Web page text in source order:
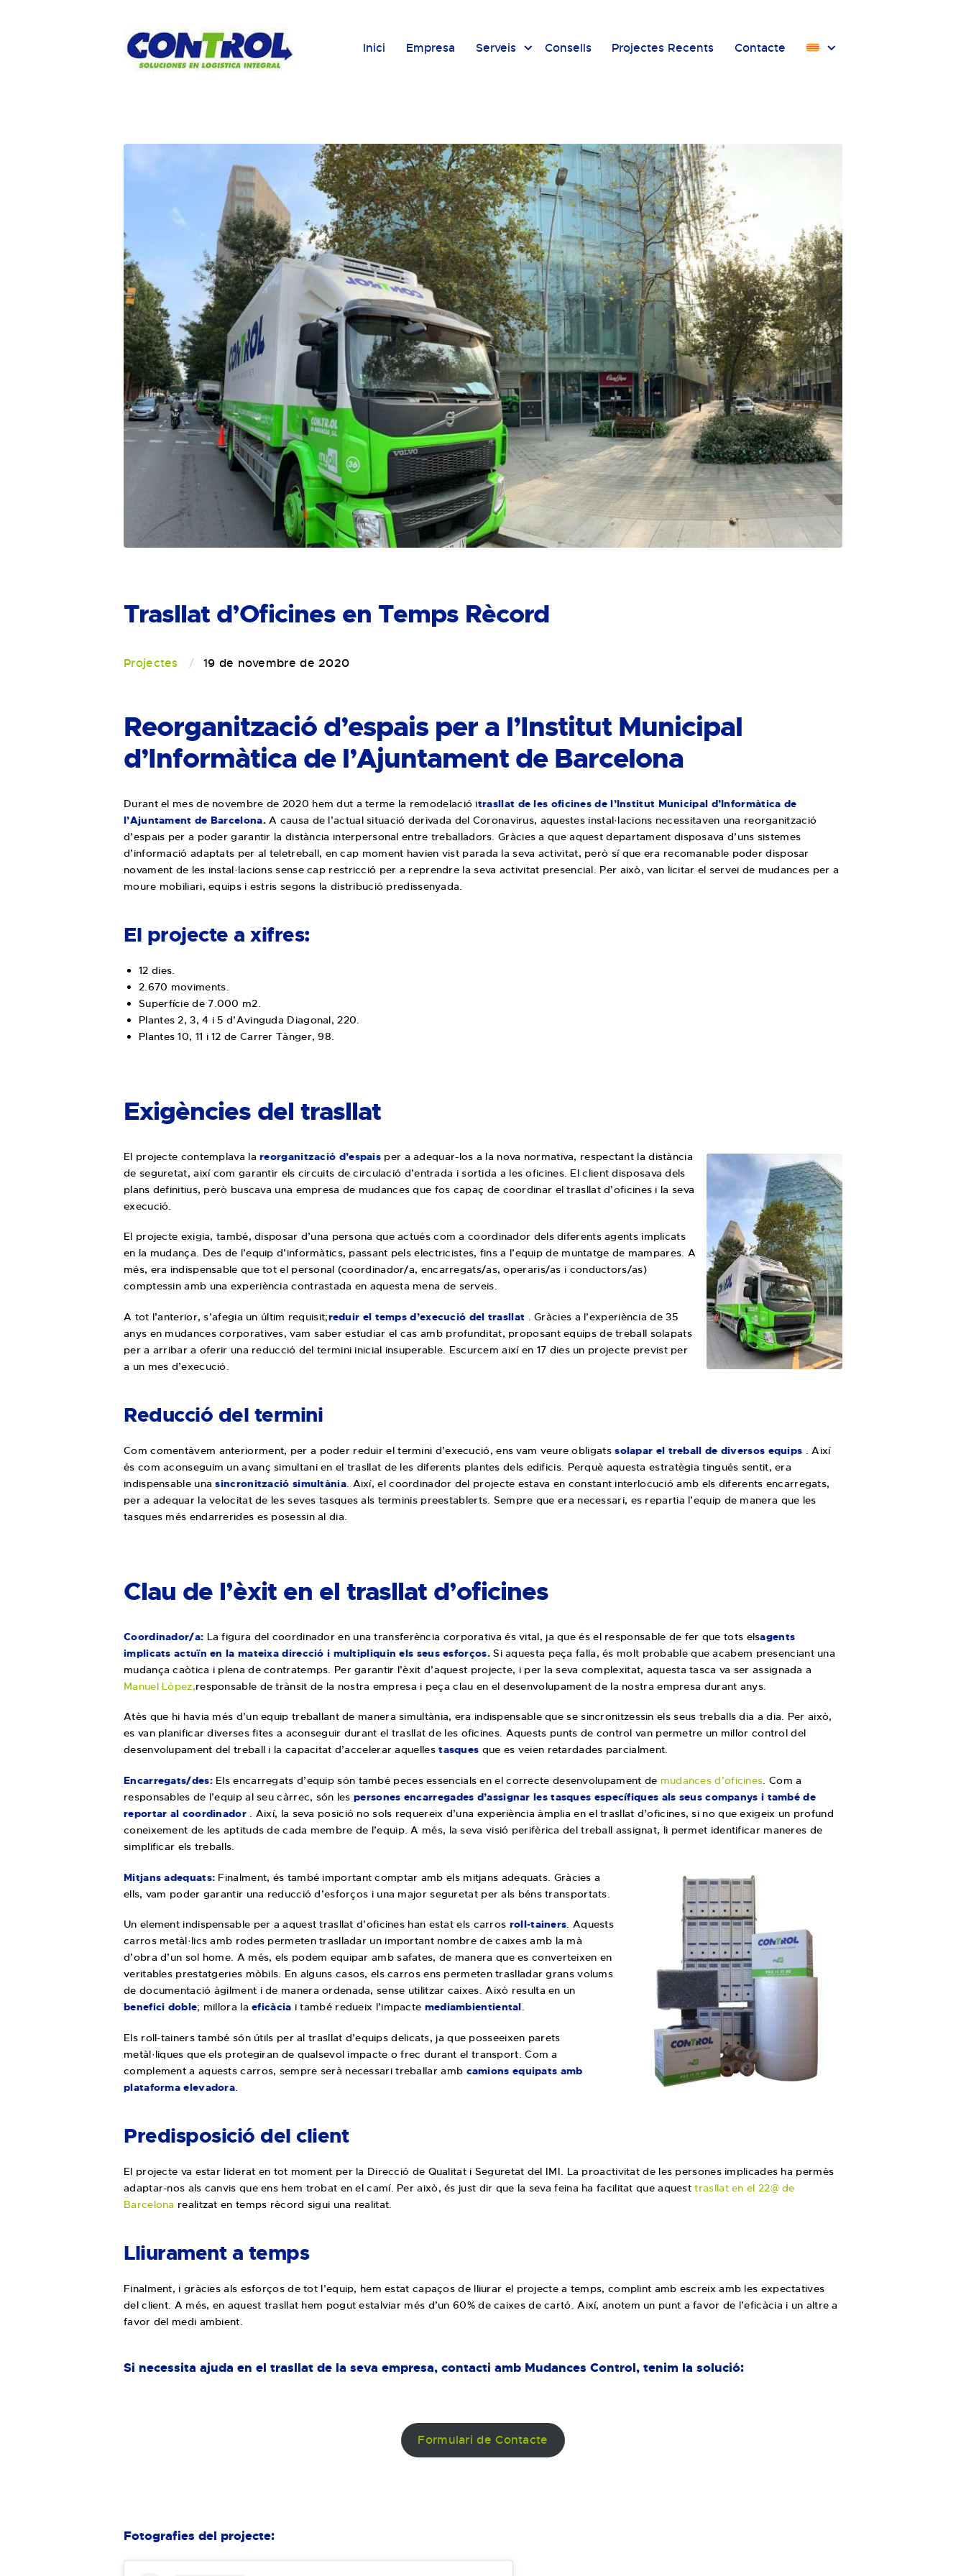
Inici Empresa Serveis Consells Projectes Recents Contacte
Trasllat d’Oficines en Temps Rècord
Projectes 19 de novembre de 2020
Reorganització d’espais per a l’Institut Municipal
d’Informàtica de l’Ajuntament de Barcelona
Durant el mes de novembre de 2020 hem dut a terme la remodelació itrasllat de les oficines de l’Institut Municipal d’Informàtica de
l’Ajuntament de Barcelona.A causa de l’actual situació derivada del Coronavirus, aquestes instal·lacions necessitaven una reorganització
d’espais per a poder garantir la distància interpersonal entre treballadors. Gràcies a que aquest departament disposava d’uns sistemes
d’informació adaptats per al teletreball, en cap moment havien vist parada la seva activitat, però sí que era recomanable poder disposar
novament de les instal·lacions sense cap restricció per a reprendre la seva activitat presencial. Per això, van licitar el servei de mudances per a
moure mobiliari, equips i estris segons la distribució predissenyada.
El projecte a xifres:
12 dies.
2.670 moviments.
Superfície de 7.000 m2.
Plantes 2, 3, 4 i 5 d’Avinguda Diagonal, 220.
Plantes 10, 11 i 12 de Carrer Tànger, 98.
Exigències del trasllat
El projecte contemplava lareorganització d’espais per a adequar-los a la nova normativa, respectant la distància
de seguretat, així com garantir els circuits de circulació d’entrada i sortida a les oficines. El client disposava dels
plans definitius, però buscava una empresa de mudances que fos capaç de coordinar el trasllat d’oficines i la seva
execució.
El projecte exigia, també, disposar d’una persona que actués com a coordinador dels diferents agents implicats
en la mudança. Des de l’equip d’informàtics, passant pels electricistes, fins a l’equip de muntatge de mampares. A
més, era indispensable que tot el personal (coordinador/a, encarregats/as, operaris/as i conductors/as)
comptessin amb una experiència contrastada en aquesta mena de serveis.
A tot l’anterior, s’afegia un últim requisit;reduir el temps d’execució del trasllat . Gràcies a l’experiència de 35
anys en mudances corporatives, vam saber estudiar el cas amb profunditat, proposant equips de treball solapats
per a arribar a oferir una reducció del termini inicial insuperable. Escurcem així en 17 dies un projecte previst per
a un mes d’execució.
Reducció del termini
Com comentàvem anteriorment, per a poder reduir el termini d’execució, ens vam veure obligatssolapar el treball de diversos equips . Així
és com aconseguim un avanç simultani en el trasllat de les diferents plantes dels edificis. Perquè aquesta estratègia tingués sentit, era
indispensable unasincronització simultània. Així, el coordinador del projecte estava en constant interlocució amb els diferents encarregats,
per a adequar la velocitat de les seves tasques als terminis preestablerts. Sempre que era necessari, es repartia l’equip de manera que les
tasques més endarrerides es posessin al dia.
Clau de l’èxit en el trasllat d’oficines
Coordinador/a: La figura del coordinador en una transferència corporativa és vital, ja que és el responsable de fer que tots elsagents
implicats actuïn en la mateixa direcció i multipliquin els seus esforços.Si aquesta peça falla, és molt probable que acabem presenciant una
mudança caòtica i plena de contratemps. Per garantir l’èxit d’aquest projecte, i per la seva complexitat, aquesta tasca va ser assignada a
Manuel López,responsable de trànsit de la nostra empresa i peça clau en el desenvolupament de la nostra empresa durant anys.
Atès que hi havia més d’un equip treballant de manera simultània, era indispensable que se sincronitzessin els seus treballs dia a dia. Per això,
es van planificar diverses fites a aconseguir durant el trasllat de les oficines. Aquests punts de control van permetre un millor control del
desenvolupament del treball i la capacitat d’accelerar aquellestasques que es veien retardades parcialment.
Encarregats/des:Els encarregats d’equip són també peces essencials en el correcte desenvolupament de mudances d’oficines. Com a
responsables de l’equip al seu càrrec, són lespersones encarregades d’assignar les tasques específiques als seus companys i també de
reportar al coordinador . Així, la seva posició no sols requereix d’una experiència àmplia en el trasllat d’oficines, si no que exigeix un profund
coneixement de les aptituds de cada membre de l’equip. A més, la seva visió perifèrica del treball assignat, li permet identificar maneres de
simplificar els treballs.
Mitjans adequats: Finalment, és també important comptar amb els mitjans adequats. Gràcies a
ells, vam poder garantir una reducció d’esforços i una major seguretat per als béns transportats.
Un element indispensable per a aquest trasllat d’oficines han estat els carros roll-tainers. Aquests
carros metàl·lics amb rodes permeten traslladar un important nombre de caixes amb la mà
d’obra d’un sol home. A més, els podem equipar amb safates, de manera que es converteixen en
veritables prestatgeries mòbils. En alguns casos, els carros ens permeten traslladar grans volums
de documentació àgilment i de manera ordenada, sense utilitzar caixes. Això resulta en un
benefici doble; millora laeficàcia i també redueix l’impacte mediambientiental.
Els roll-tainers també són útils per al trasllat d’equips delicats, ja que posseeixen parets
metàl·liques que els protegiran de qualsevol impacte o frec durant el transport. Com a
complement a aquests carros, sempre serà necessari treballar amb camions equipats amb
plataforma elevadora.
Predisposició del client
El projecte va estar liderat en tot moment per la Direcció de Qualitat i Seguretat del IMI. La proactivitat de les persones implicades ha permès
adaptar-nos als canvis que ens hem trobat en el camí. Per això, és just dir que la seva feina ha facilitat que aquesttrasllat en el 22@ de
Barcelona realitzat en temps rècord sigui una realitat.
Lliurament a temps
Finalment, i gràcies als esforços de tot l’equip, hem estat capaços de lliurar el projecte a temps, complint amb escreix amb les expectatives
del client. A més, en aquest trasllat hem pogut estalviar més d’un 60% de caixes de cartó. Així, anotem un punt a favor de l’eficàcia i un altre a
favor del medi ambient.
Si necessita ajuda en el trasllat de la seva empresa, contacti amb Mudances Control, tenim la solució:
Formulari de Contacte
Fotografies del projecte: